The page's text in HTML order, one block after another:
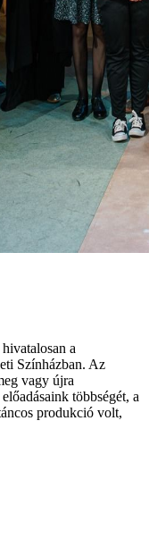
a
Színházban. Az
vagy újra
többségét, a
produkció volt,